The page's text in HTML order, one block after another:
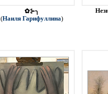
✿⊱╮
(Наиля Гарифуллина)